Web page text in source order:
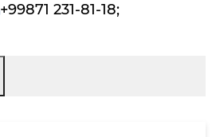
+99871 231-81-18;